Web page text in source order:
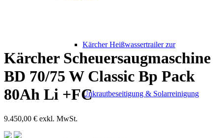
Kärcher Heißwassertrailer zur
Unkrautbeseitigung & Solarreinigung
Kärcher Scheuersaugmaschine
BD 70/75 W Classic Bp Pack
80Ah Li +FC
9.450,00 € exkl. MwSt.